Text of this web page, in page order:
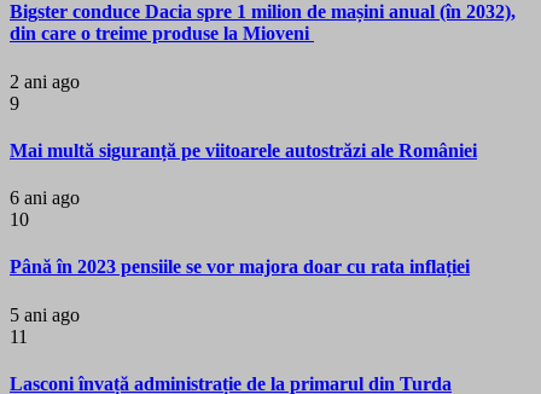
Bigster conduce Dacia spre 1 milion de mașini anual (în 2032),
din care o treime produse la Mioveni
2 ani ago
9
Mai multă siguranță pe viitoarele autostrăzi ale României
6 ani ago
10
Până în 2023 pensiile se vor majora doar cu rata inflației
5 ani ago
11
Lasconi învață administrație de la primarul din Turda